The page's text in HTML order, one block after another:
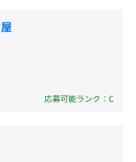
、ASP、JSP、
、MS SQL
・花時計前駅」徒
」徒歩9分
応募可能ランク：C